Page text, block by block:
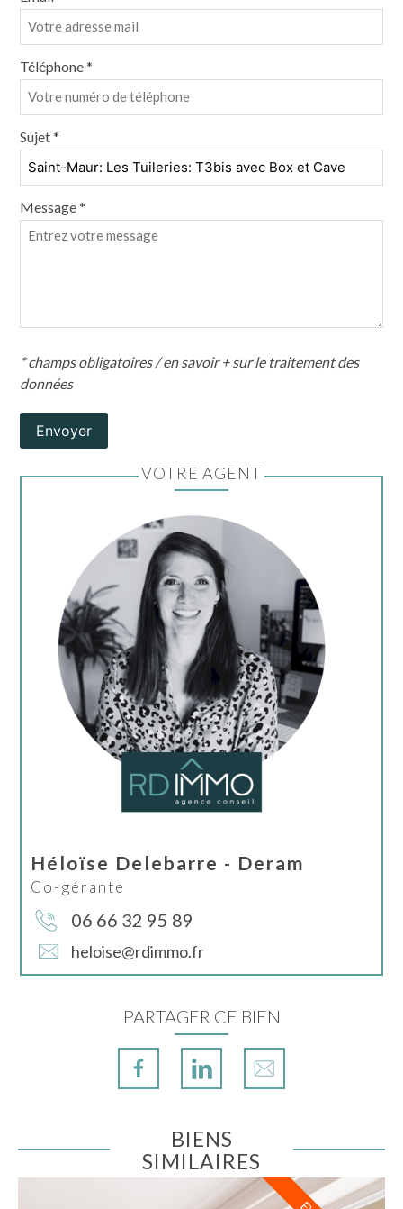
Téléphone *
Sujet *
Message *
* champs obligatoires /en savoir + sur le traitement des
données
Envoyer
VOTRE AGENT
Héloïse Delebarre - Deram
Co-gérante
06 66 32 95 89
heloise@rdimmo.fr
PARTAGER CE BIEN
BIENS
SIMILAIRES